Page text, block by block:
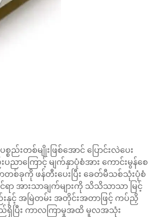
ည်းတစ်မျိုးဖြစ်အောင် ပြောင်းလဲပေး
ပညာကြောင့် မျက်နှာပုံစံအား ကောင်းမွန်စေ
ခုကို ဖန်တီးပေးပြီး ခေတ်မီသစ်သုံးပုံစံ
ာ အားသာချက်များကို သိသိသာသာ မြင့်
းနှင့် အမြဲတမ်း အတိုင်းအတာဖြင့် ကပ်ညှိ
ည်ရှိပြီး ကာလကြာမှုအထိ မူလအသုံး